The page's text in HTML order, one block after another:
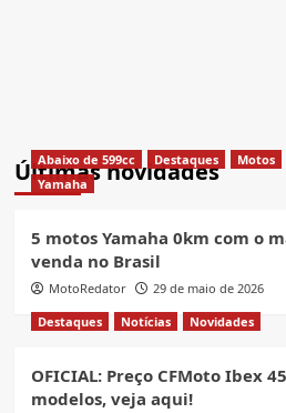
Últimas novidades
Abaixo de 599cc Destaques Motos
Yamaha
5 motos Yamaha 0km com o
venda no Brasil
MotoRedator
29 de maio de 2026
Destaques
Notícias Novidades
OFICIAL: Preço CFMoto Ibex
modelos, veja aqui!